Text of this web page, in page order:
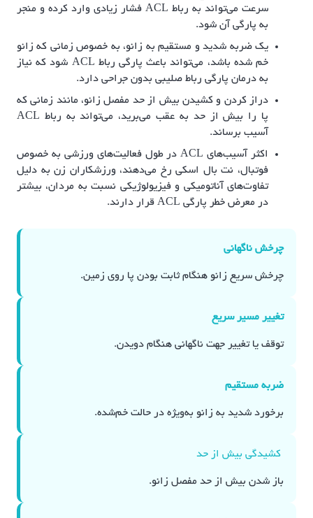
سرعت می‌تواند به رباط ACL فشار زیادی وارد کرده و منجر
به پارگی آن شود.
یک ضربه شدید و مستقیم به زانو، به خصوص زمانی که زانو
خم شده باشد، می‌تواند باعث پارگی رباط ACL شود که نیاز
به درمان پارگی رباط صلیبی بدون جراحی دارد.
دراز کردن و کشیدن بیش از حد مفصل زانو، مانند زمانی که
پا را بیش از حد به عقب می‌برید، می‌تواند به رباط ACL
آسیب برساند.
اکثر آسیب‌های ACL در طول فعالیت‌های ورزشی به خصوص
فوتبال، نت بال اسکی رخ می‌دهند، ورزشکاران زن به دلیل
تفاوت‌های آناتومیکی و فیزیولوژیکی نسبت به مردان، بیشتر
در معرض خطر پارگی ACL قرار دارند.
چرخش ناگهانی
چرخش سریع زانو هنگام ثابت بودن پا روی زمین.
تغییر مسیر سریع
توقف یا تغییر جهت ناگهانی هنگام دویدن.
ضربه مستقیم
برخورد شدید به زانو به‌ویژه در حالت خم‌شده.
کشیدگی بیش از حد
باز شدن بیش از حد مفصل زانو.